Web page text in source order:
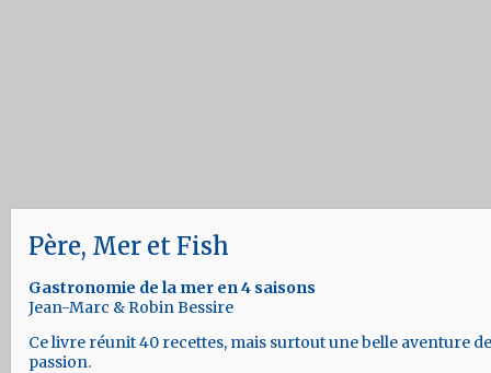
Gastronomie de la mer en 4 saisons
Jean-Marc & Robin Bessire
Ce livre réunit 40 recettes, mais surtout une belle aventure
passion.